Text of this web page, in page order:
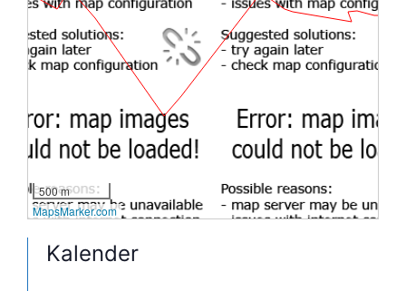
500 m
MapsMarker.com
Kalender